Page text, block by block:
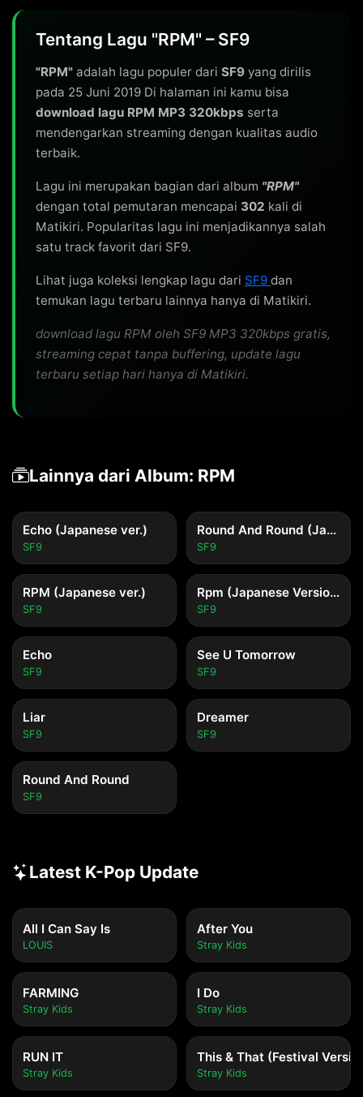
Tentang Lagu "RPM" – SF9
"RPM" adalah lagu populer dari SF9 yang dirilis
pada 25 Juni 2019 Di halaman ini kamu bisa
download lagu RPM MP3 320kbps serta
mendengarkan streaming dengan kualitas audio
terbaik.
Lagu ini merupakan bagian dari album "RPM"
dengan total pemutaran mencapai 302 kali di
Matikiri. Popularitas lagu ini menjadikannya salah
satu track favorit dari SF9.
Lihat juga koleksi lengkap lagu dari SF9 dan
temukan lagu terbaru lainnya hanya di Matikiri.
download lagu RPM oleh SF9 MP3 320kbps gratis,
streaming cepat tanpa buffering, update lagu
terbaru setiap hari hanya di Matikiri.
Lainnya dari Album: RPM
Echo (Japanese ver.)
SF9
Round And Round (Japanese ver.)
SF9
RPM (Japanese ver.)
SF9
Rpm (Japanese Version)
SF9
Echo
SF9
See U Tomorrow
SF9
Liar
SF9
Dreamer
SF9
Round And Round
SF9
Latest K-Pop Update
All I Can Say Is
LOUIS
After You
Stray Kids
FARMING
Stray Kids
I Do
Stray Kids
RUN IT
Stray Kids
This & That (Festival
Stray Kids